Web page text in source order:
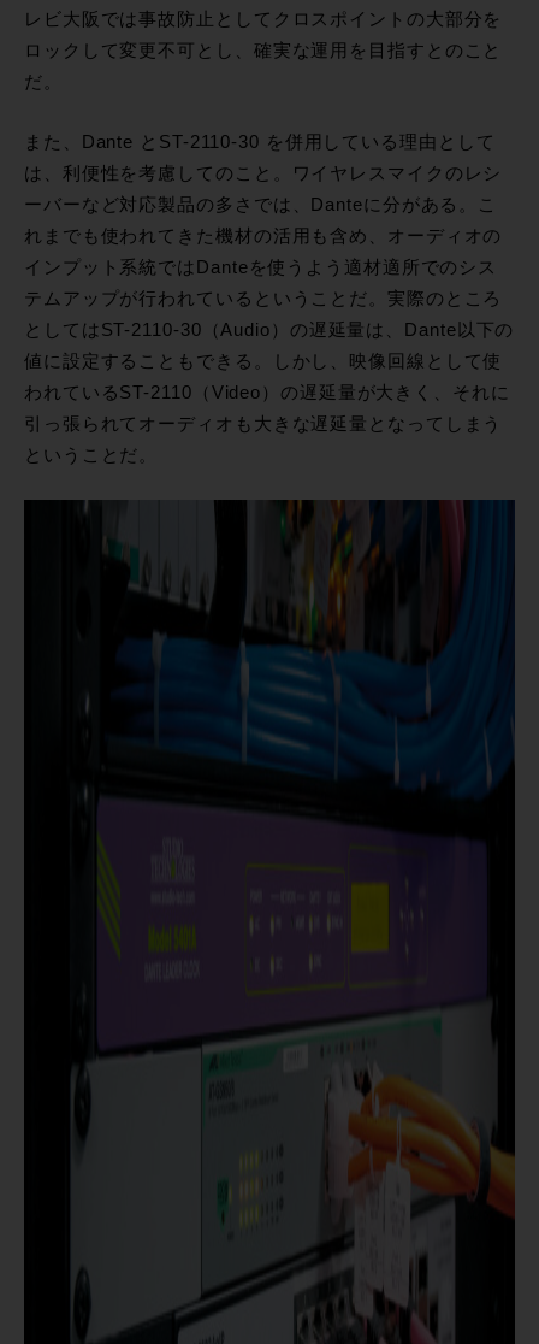
レビ大阪では事故防止としてクロスポイントの大部分を
ロックして変更不可とし、確実な運用を目指すとのこと
だ。
また、Dante とST-2110-30 を併用している理由として
は、利便性を考慮してのこと。ワイヤレスマイクのレシ
ーバーなど対応製品の多さでは、Danteに分がある。こ
れまでも使われてきた機材の活用も含め、オーディオの
インプット系統ではDanteを使うよう適材適所でのシス
テムアップが行われているということだ。実際のところ
としてはST-2110-30（Audio）の遅延量は、Dante以下の
値に設定することもできる。しかし、映像回線として使
われているST-2110（Video）の遅延量が大きく、それに
引っ張られてオーディオも大きな遅延量となってしまう
ということだ。